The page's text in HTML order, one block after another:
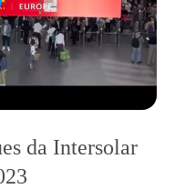
da Intersolar